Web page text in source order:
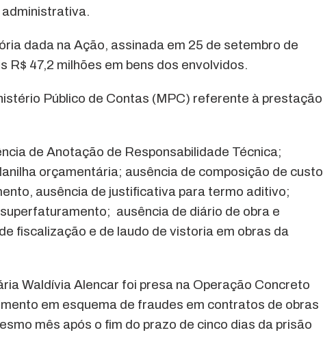
administrativa.
dada na Ação, assinada em 25 de setembro de
R$ 47,2 milhões em bens dos envolvidos.
Público de Contas (MPC) referente à prestação
de Anotação de Responsabilidade Técnica;
orçamentária; ausência de composição de custo
ausência de justificativa para termo aditivo;
ausência de diário de obra e
fiscalização e de laudo de vistoria em obras da
Waldívia Alencar foi presa na Operação Concreto
em esquema de fraudes em contratos de obras
mês após o fim do prazo de cinco dias da prisão